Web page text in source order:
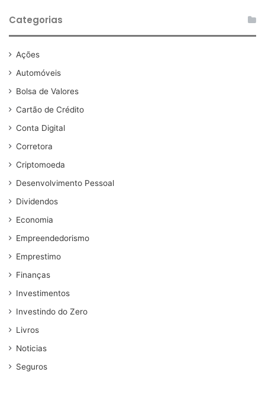
Categorias
Ações
Automóveis
Bolsa de Valores
Cartão de Crédito
Conta Digital
Corretora
Criptomoeda
Desenvolvimento Pessoal
Dividendos
Economia
Empreendedorismo
Emprestimo
Finanças
Investimentos
Investindo do Zero
Livros
Noticias
Seguros